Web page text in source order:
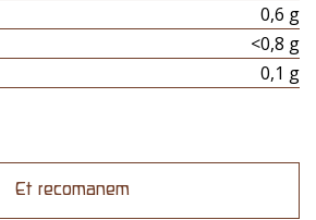
0,6 g
<0,8 g
0,1 g
Et recomanem